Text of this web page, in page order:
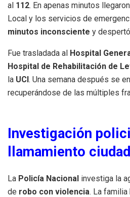
al 112. En apenas minutos
Local y los servicios de
minutos inconsciente y
Fue trasladada al Hospital
Hospital de Rehabilitación de
la UCI. Una semana después se
recuperándose de las múltiples
Investigación
llamamiento
La Policía Nacional investiga la
de robo con violencia. La familia